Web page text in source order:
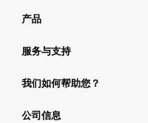
产品
服务与支持
我们如何帮助您？
公司信息